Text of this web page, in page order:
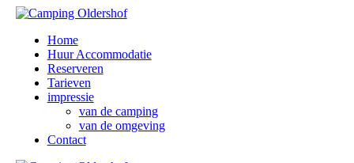
Home
Huur Accommodatie
Reserveren
Tarieven
impressie
van de camping
van de omgeving
Contact